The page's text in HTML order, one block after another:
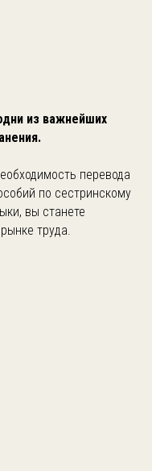
из важнейших
перевода
по сестринскому
вы станете
труда.